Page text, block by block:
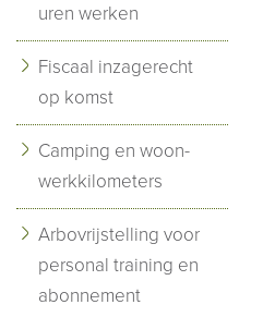
uren werken
Fiscaal inzagerecht
op komst
Camping en woon-
werkkilometers
Arbovrijstelling voor
personal training en
abonnement